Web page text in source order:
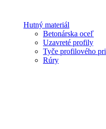
Hutný materiál
Betonárska oceľ
Uzavreté profily
Tyče profilového
Rúry